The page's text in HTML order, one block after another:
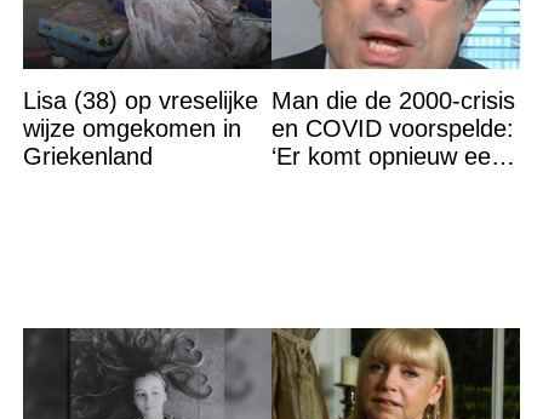
Lisa (38) op vreselijke
wijze omgekomen in
Griekenland
Man die de 2000-crisis
en COVID voorspelde:
‘Er komt opnieuw een